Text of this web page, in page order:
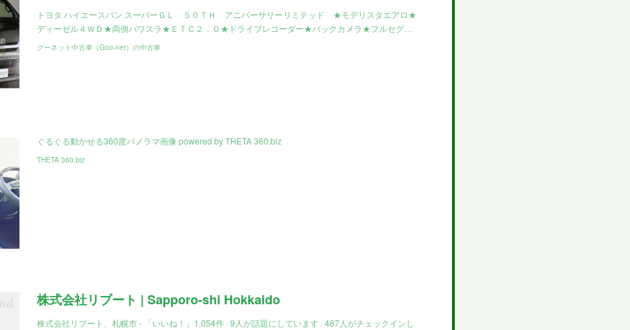
トヨタ ハイエースバン スーパーＧＬ ５０ＴＨ アニバーサリーリミテッド ★モデリスタエアロ★
ディーゼル４ＷＤ★両側パワスラ★ＥＴＣ２．０★ドライブレコーダー★バックカメラ★フルセグ…
グーネット中古車（Goo-net）の中古車
ぐるぐる動かせる360度パノラマ画像 powered by THETA 360.biz
THETA 360.biz
株式会社リブート | Sapporo-shi Hokkaido
株式会社リブート、札幌市 - 「いいね！」1,054件 · 9人が話題にしています · 487人がチェックインし